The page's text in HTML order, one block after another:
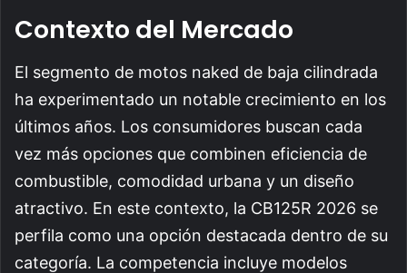
Contexto del Mercado
El segmento de motos naked de baja cilindrada
ha experimentado un notable crecimiento en los
últimos años. Los consumidores buscan cada
vez más opciones que combinen eficiencia de
combustible, comodidad urbana y un diseño
atractivo. En este contexto, la CB125R 2026 se
perfila como una opción destacada dentro de su
categoría. La competencia incluye modelos